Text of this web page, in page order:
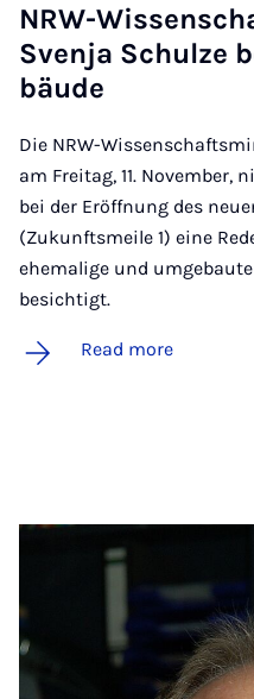
NRW-
Svenja Schulze
bäude
Die NRW-
am Freitag, 11.
bei der Eröffnung des
(Zukunftsmeile 1) eine
ehemalige und
besichtigt.
Read more